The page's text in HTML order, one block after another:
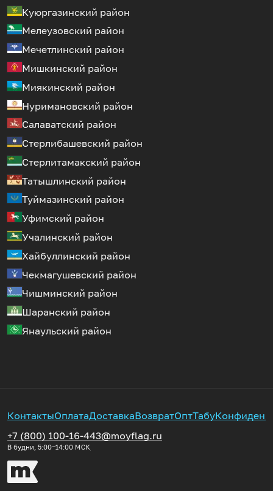
Куюргазинский район
Мелеузовский район
Мечетлинский район
Мишкинский район
Миякинский район
Нуримановский район
Салаватский район
Стерлибашевский район
Стерлитамакский район
Татышлинский район
Туймазинский район
Уфимский район
Учалинский район
Хайбуллинский район
Чекмагушевский район
Чишминский район
Шаранский район
Янаульский район
КонтактыОплатаДоставкаВозвратОптТабу
+7 (800) 100-16-44
В будни, 5:00‒14:00 МСК
3@moyflag.ru